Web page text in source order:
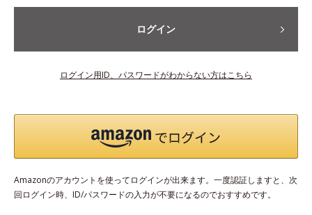
ログイン
ログイン用ID、パスワードがわからない方はこちら
Amazonのアカウントを使ってログインが出来ます。一度認証しますと、次
回ログイン時、ID/パスワードの入力が不要になるのでおすすめです。